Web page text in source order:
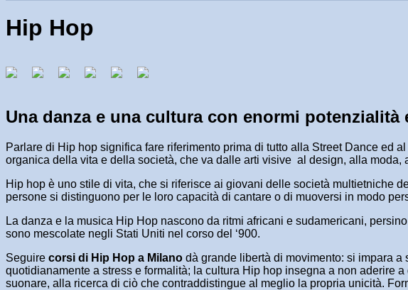
Hip Hop
Una danza e una cultura con enormi potenzialità
Parlare di Hip hop significa fare riferimento prima di tutto alla Street Dance ed
organica della vita e della società, che va dalle arti visive al design, alla
Hip hop è uno stile di vita, che si riferisce ai giovani delle società multietniche
persone si distinguono per le loro capacità di cantare o di muoversi in modo
La danza e la musica Hip Hop nascono da ritmi africani e sudamericani,
sono mescolate negli Stati Uniti nel corso del ‘900.
Seguire corsi di Hip Hop a Milano dà grande libertà di movimento: si impara
quotidianamente a stress e formalità; la cultura Hip hop insegna a non aderire
suonare, alla ricerca di ciò che contraddistingue al meglio la propria unicità.